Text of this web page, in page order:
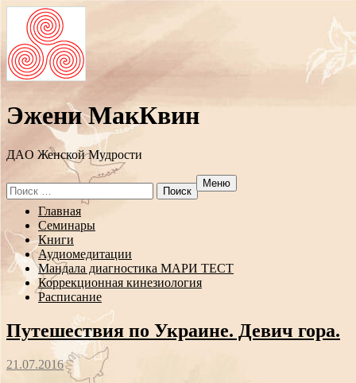
Эжени МакКвин
ДAO Женской Мудрости
Search
for:
Меню
Перейти
содержанию
Главная
Семинары
Книги
Аудиомедитации
Мандала диагностика МАРИ ТЕСТ
Коррекционная кинезиология
Расписание
Путешествия по Украине. Девич гора.
21.07.2016